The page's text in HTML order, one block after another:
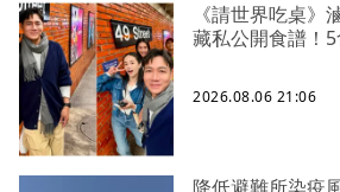
《請世界吃桌
藏私公開食譜！
2026.08.06 21:06